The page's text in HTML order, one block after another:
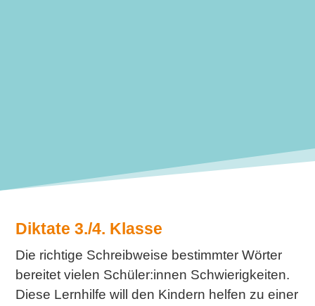
Diktate 3./4. Klasse
Die richtige Schreibweise bestimmter Wörter
bereitet vielen Schüler:innen Schwierigkeiten.
Diese Lernhilfe will den Kindern helfen zu einer